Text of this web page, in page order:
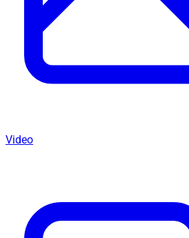
Video